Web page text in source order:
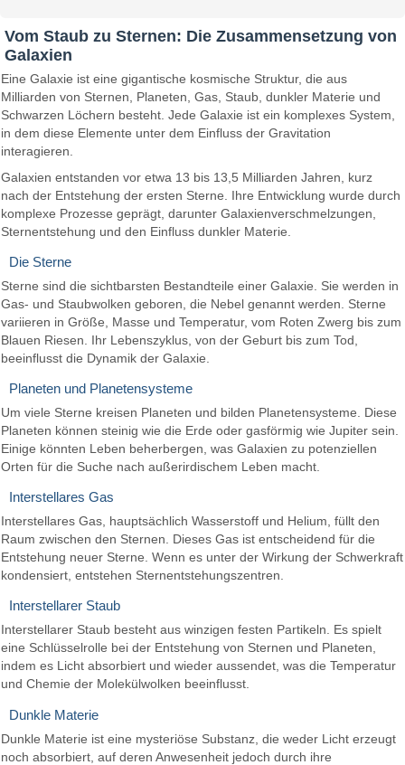
Vom Staub zu Sternen: Die Zusammensetzung von
Galaxien
Eine Galaxie ist eine gigantische kosmische Struktur, die aus
Milliarden von Sternen, Planeten, Gas, Staub, dunkler Materie und
Schwarzen Löchern besteht. Jede Galaxie ist ein komplexes System,
in dem diese Elemente unter dem Einfluss der Gravitation
interagieren.
Galaxien entstanden vor etwa 13 bis 13,5 Milliarden Jahren, kurz
nach der Entstehung der ersten Sterne. Ihre Entwicklung wurde durch
komplexe Prozesse geprägt, darunter Galaxienverschmelzungen,
Sternentstehung und den Einfluss dunkler Materie.
Die Sterne
Sterne sind die sichtbarsten Bestandteile einer Galaxie. Sie werden in
Gas- und Staubwolken geboren, die Nebel genannt werden. Sterne
variieren in Größe, Masse und Temperatur, vom Roten Zwerg bis zum
Blauen Riesen. Ihr Lebenszyklus, von der Geburt bis zum Tod,
beeinflusst die Dynamik der Galaxie.
Planeten und Planetensysteme
Um viele Sterne kreisen Planeten und bilden Planetensysteme. Diese
Planeten können steinig wie die Erde oder gasförmig wie Jupiter sein.
Einige könnten Leben beherbergen, was Galaxien zu potenziellen
Orten für die Suche nach außerirdischem Leben macht.
Interstellares Gas
Interstellares Gas, hauptsächlich Wasserstoff und Helium, füllt den
Raum zwischen den Sternen. Dieses Gas ist entscheidend für die
Entstehung neuer Sterne. Wenn es unter der Wirkung der Schwerkraft
kondensiert, entstehen Sternentstehungszentren.
Interstellarer Staub
Interstellarer Staub besteht aus winzigen festen Partikeln. Es spielt
eine Schlüsselrolle bei der Entstehung von Sternen und Planeten,
indem es Licht absorbiert und wieder aussendet, was die Temperatur
und Chemie der Molekülwolken beeinflusst.
Dunkle Materie
Dunkle Materie ist eine mysteriöse Substanz, die weder Licht erzeugt
noch absorbiert, auf deren Anwesenheit jedoch durch ihre